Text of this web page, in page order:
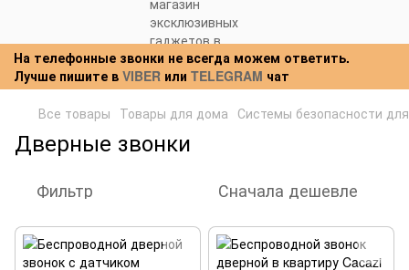
На телефонные звонки не всегда можем ответить.
Лучше пишите в VIBER или TELEGRAM чат
Все товары Товары для дома Системы безопасности
Дверные звонки
Фильтр Сначала дешевле